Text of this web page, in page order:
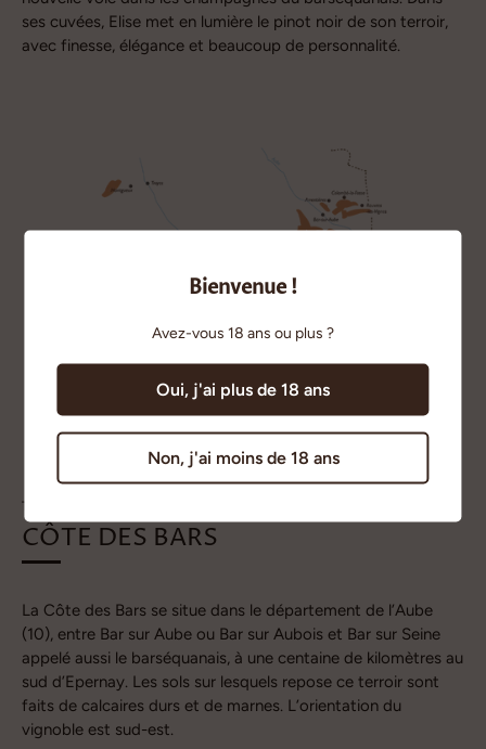
ses cuvées, Elise met en lumière le pinot noir de son terroir,
avec finesse, élégance et beaucoup de personnalité.
TERROIR
CÔTE DES BARS
La Côte des Bars se situe dans le département de l’Aube
(10), entre Bar sur Aube ou Bar sur Aubois et Bar sur Seine
appelé aussi le barséquanais, à une centaine de kilomètres au
sud d’Epernay. Les sols sur lesquels repose ce terroir sont
faits de calcaires durs et de marnes. L’orientation du
vignoble est sud-est.
Bienvenue !
Avez-vous 18 ans ou plus ?
Oui, j'ai plus de 18 ans
Non, j'ai moins de 18 ans